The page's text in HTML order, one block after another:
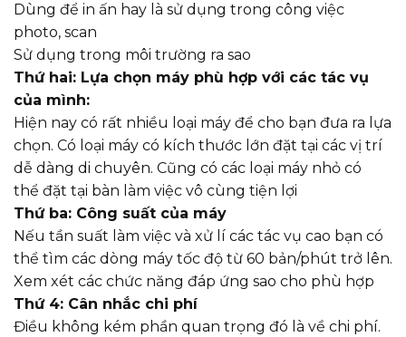
Dùng để in ấn hay là sử dụng trong công việc
photo, scan
Sử dụng trong môi trường ra sao
Thứ hai: Lựa chọn máy phù hợp với các tác vụ
của mình:
Hiện nay có rất nhiều loại máy để cho bạn đưa ra lựa
chọn. Có loại máy có kích thước lớn đặt tại các vị trí
dễ dàng di chuyên. Cũng có các loại máy nhỏ có
thể đặt tại bàn làm việc vô cùng tiện lợi
Thứ ba: Công suất của máy
Nếu tần suất làm việc và xử lí các tác vụ cao bạn có
thể tìm các dòng máy tốc độ từ 60 bản/phút trở lên.
Xem xét các chức năng đáp ứng sao cho phù hợp
Thứ 4: Cân nhắc chi phí
Điều không kém phần quan trọng đó là về chi phí.